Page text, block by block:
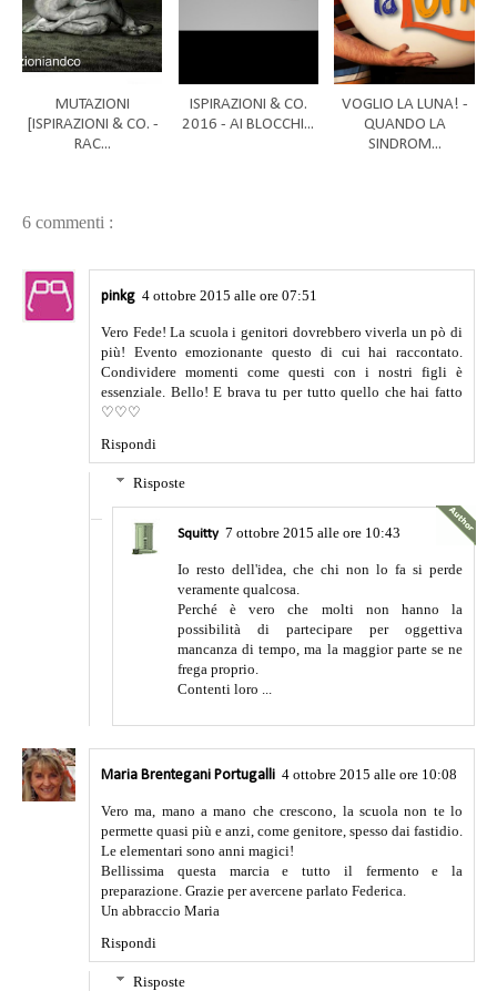
MUTAZIONI
[ISPIRAZIONI & CO. -
RAC...
ISPIRAZIONI & CO.
2016 - AI BLOCCHI...
VOGLIO LA LUNA! -
QUANDO LA
SINDROM...
6 commenti :
pinkg 4 ottobre 2015 alle ore 07:51
Vero Fede! La scuola i genitori dovrebbero viverla un pò di
più! Evento emozionante questo di cui hai raccontato.
Condividere momenti come questi con i nostri figli è
essenziale. Bello! E brava tu per tutto quello che hai fatto
♡♡♡
Rispondi
Risposte
Squitty 7 ottobre 2015 alle ore 10:43
Io resto dell'idea, che chi non lo fa si perde
veramente qualcosa.
Perché è vero che molti non hanno la
possibilità di partecipare per oggettiva
mancanza di tempo, ma la maggior parte se ne
frega proprio.
Contenti loro ...
Maria Brentegani Portugalli 4 ottobre 2015 alle ore 10:08
Vero ma, mano a mano che crescono, la scuola non te lo
permette quasi più e anzi, come genitore, spesso dai fastidio.
Le elementari sono anni magici!
Bellissima questa marcia e tutto il fermento e la
preparazione. Grazie per avercene parlato Federica.
Un abbraccio Maria
Rispondi
Risposte